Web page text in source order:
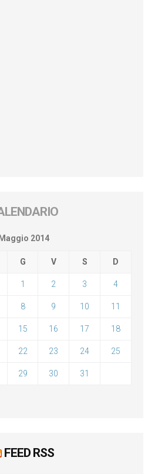
Maggio 2014
G V S D
1 2 3 4
8 9 10 11
15 16 17 18
22 23 24 25
29 30 31
FEED RSS